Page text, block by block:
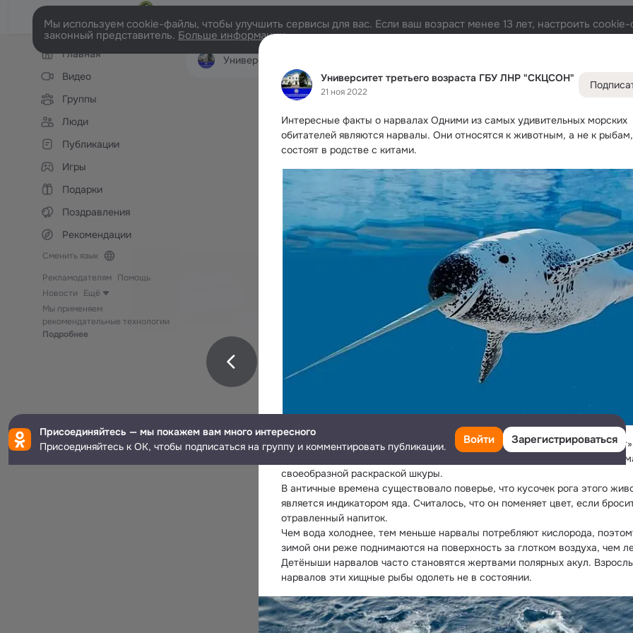
Университет третьего возраста ГБУ ЛНР "СКЦСОН"
21 ноя 2022
Интересные факты о нарвалах Одними из самых удивительных морских
обитателей являются нарвалы. Они относятся к животным, а не к
состоят в родстве с китами.
Их название происходит из исландского языка и означает «мёртвый
прижилось из-за впечатляющих размеров нарвалов в сочетании с
своеобразной раскраской шкуры.
В античные времена существовало поверье, что кусочек рога этого
является индикатором яда. Считалось, что он поменяет цвет, если
отравленный напиток.
Чем вода холоднее, тем меньше нарвалы потребляют кислорода,
зимой они реже поднимаются на поверхность за глотком воздуха, чем
Детёныши нарвалов часто становятся жертвами полярных акул.
нарвалов эти хищные рыбы одолеть не в состоянии.
Мы используем cookie-файлы, чтобы улучшить сервисы для вас. Если ваш возраст менее 13 лет, настроить
законный представитель. Больше информации
Левая
колонкаГлавная
Видео
Группы
Люди
Публикации
Игры
Подарки
Поздравления
Рекомендации
Сменить язык
Рекламодателям Помощь
Новости
Ещё
Мы применяем
рекомендательные технологии
Подробнее
Университет третьего возраста ГБУ ЛНР "СКЦСОН"
Присоединяйтесь — мы покажем вам много интересного
Присоединяйтесь к ОК, чтобы подписаться на группу и комментировать публикации.
Войти Зарегистрироваться